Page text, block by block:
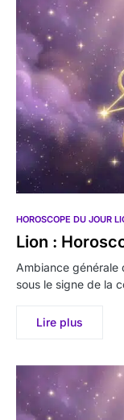
HOROSCOPE DU JOUR
Lion :
Ambiance générale
sous le signe de la
Lire plus